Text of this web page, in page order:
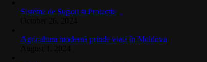
Sisteme de Suport și Protecție
Agricultura modernă prinde viață în Moldova